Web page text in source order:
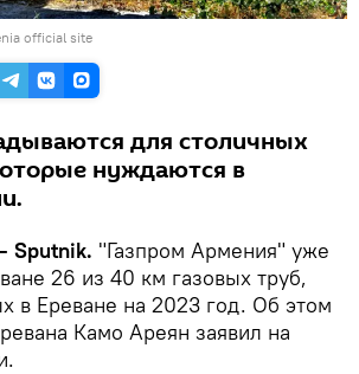
official site
для столичных
нуждаются в
Sputnik. "Газпром Армения" уже
26 из 40 км газовых труб,
в Ереване на 2023 год. Об этом
Камо Ареян заявил на